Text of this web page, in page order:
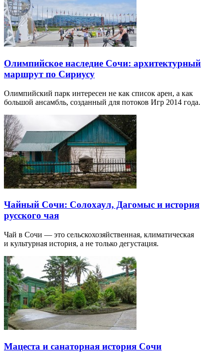
Олимпийское наследие Сочи: архитектурный
маршрут по Сириусу
Олимпийский парк интересен не как список арен, а как
большой ансамбль, созданный для потоков Игр 2014 года.
Чайный Сочи: Солохаул, Дагомыс и история
русского чая
Чай в Сочи — это сельскохозяйственная, климатическая
и культурная история, а не только дегустация.
Мацеста и санаторная история Сочи